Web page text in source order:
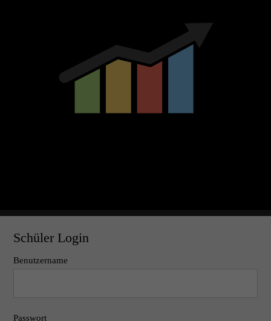
Schüler Login
Benutzername
Passwort